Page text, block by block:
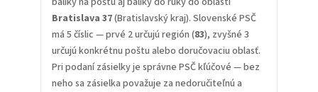
Bratislava 37(Bratislavský kraj). Slovenské PSČ
má 5 číslic — prvé 2 určujú región (83), zvyšné 3
určujú konkrétnu poštu alebo doručovaciu oblasť.
Pri podaní zásielky je správne PSČ kľúčové — bez
neho sa zásielka považuje za nedoručiteľnú a